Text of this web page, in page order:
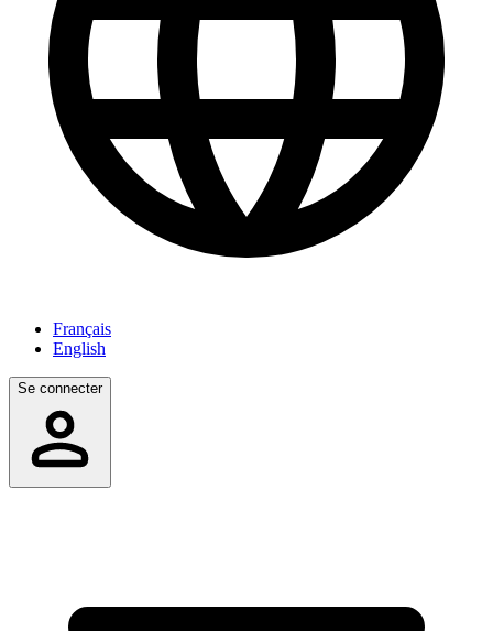
Français
English
Se connecter